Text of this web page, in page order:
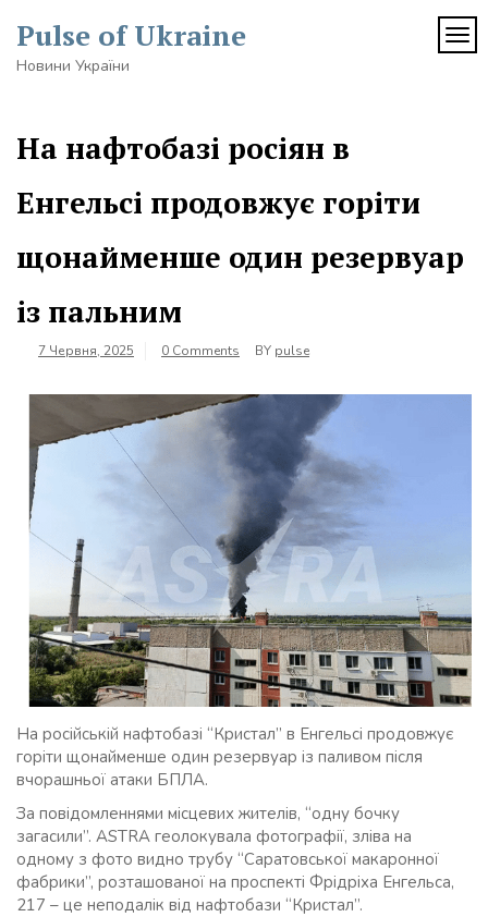
content
Pulse of Ukraine
Новини України
На нафтобазі росіян в
Енгельсі продовжує горіти
щонайменше один резервуар
із пальним
7 Червня, 2025 0 Comments BY pulse
На російській нафтобазі “Кристал” в Енгельсі продовжує
горіти щонайменше один резервуар із паливом після
вчорашньої атаки БПЛА.
За повідомленнями місцевих жителів, “одну бочку
загасили”. ASTRA геолокувала фотографії, зліва на
одному з фото видно трубу “Саратовської макаронної
фабрики”, розташованої на проспекті Фрідріха Енгельса,
217 – це неподалік від нафтобази “Кристал”.